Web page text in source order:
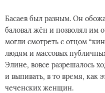
Басаев был разным. Он
баловал жён и позволял им
могли смотреть с отцом
людям и массовых
Элине, вовсе разрешалось
и выпивать, в то время, как
чеченских женщин.